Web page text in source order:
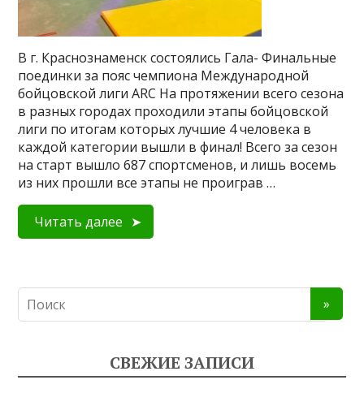
В г. Краснознаменск состоялись Гала- Финальные
поединки за пояс чемпиона Международной
бойцовской лиги ARC На протяжении всего сезона
в разных городах проходили этапы бойцовской
лиги по итогам которых лучшие 4 человека в
каждой категории вышли в финал! Всего за сезон
на старт вышло 687 спортсменов, и лишь восемь
из них прошли все этапы не проиграв …
Читать далее
СВЕЖИЕ ЗАПИСИ